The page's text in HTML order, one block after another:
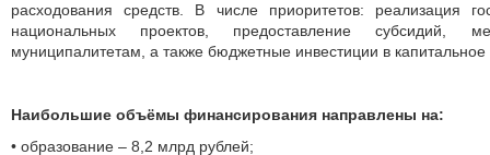
расходования средств. В числе приоритетов: реализация
национальных проектов, предоставление субсидий,
муниципалитетам, а также бюджетные инвестиции в капитальное
Наибольшие объёмы финансирования направлены на:
• образование – 8,2 млрд рублей;